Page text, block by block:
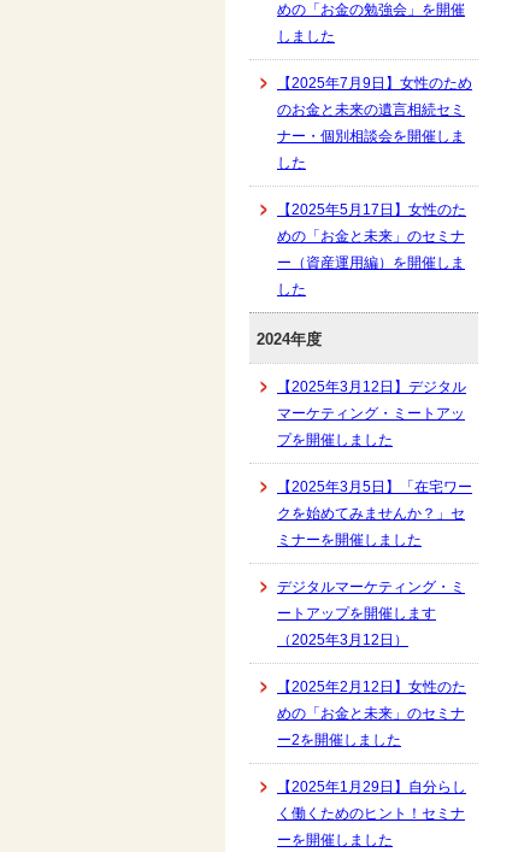
めの「お金の勉強会」を開催
しました
【2025年7月9日】女性のため
のお金と未来の遺言相続セミ
ナー・個別相談会を開催しま
した
【2025年5月17日】女性のた
めの「お金と未来」のセミナ
ー（資産運用編）を開催しま
した
2024年度
【2025年3月12日】デジタル
マーケティング・ミートアッ
プを開催しました
【2025年3月5日】「在宅ワー
クを始めてみませんか？」セ
ミナーを開催しました
デジタルマーケティング・ミ
ートアップを開催します
（2025年3月12日）
【2025年2月12日】女性のた
めの「お金と未来」のセミナ
ー2を開催しました
【2025年1月29日】自分らし
く働くためのヒント！セミナ
ーを開催しました